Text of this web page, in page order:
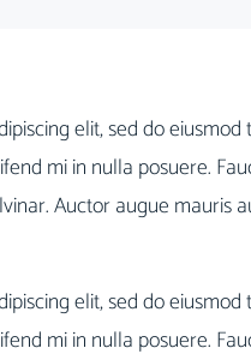
elit, sed do
mi in nulla posuere.
Auctor augue
elit, sed do
mi in nulla posuere.